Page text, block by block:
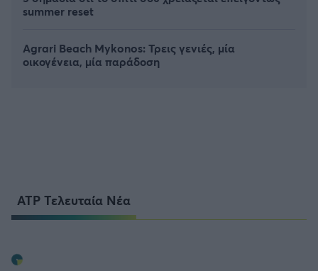
summer reset
Agrari Beach Mykonos: Τρεις γενιές, μία
οικογένεια, μία παράδοση
ATP Τελευταία Νέα